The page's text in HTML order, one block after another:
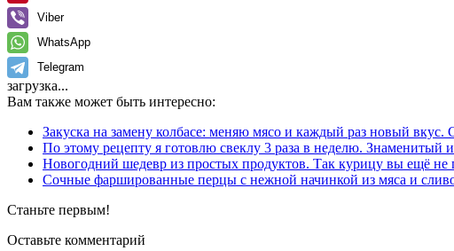
Viber
WhatsApp
Telegram
загрузка...
Вам также может быть интересно:
Закуска на замену колбасе: меняю мясо и каждый раз новый вкус.
По этому рецепту я готовлю свеклу 3 раза в неделю. Знаменитый
Новогодний шедевр из простых продуктов. Так курицу вы ещё не
Сочные фаршированные перцы с нежной начинкой из мяса и
Станьте первым!
Оставьте комментарий